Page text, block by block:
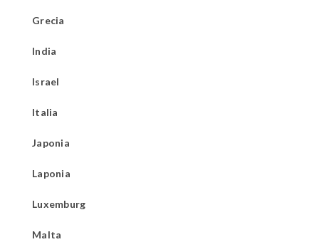
Grecia
India
Israel
Italia
Japonia
Laponia
Luxemburg
Malta